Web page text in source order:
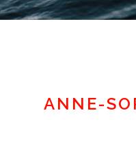
ANNE-